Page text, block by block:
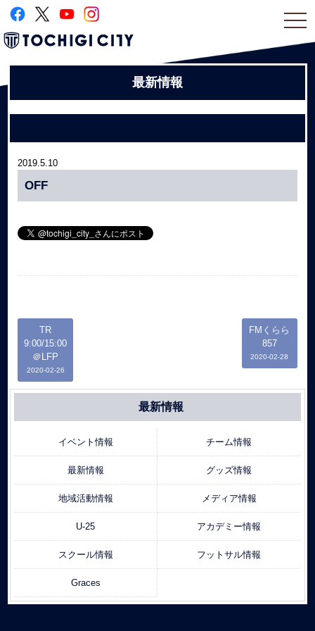
最新情報
2019.5.10
OFF
TR
9:00/15:00
＠LFP
2020-02-26
FMくらら
857
2020-02-28
最新情報
イベント情報 チーム情報
最新情報 グッズ情報
地域活動情報 メディア情報
U-25 アカデミー情報
スクール情報 フットサル情報
Graces